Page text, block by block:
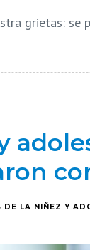
grietas:
LA NIÑEZ Y